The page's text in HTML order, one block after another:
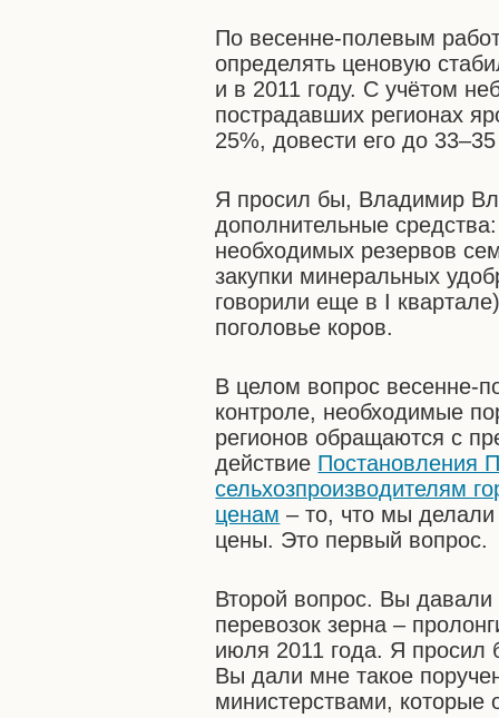
По весенне-полевым
определять ценовую
и в 2011 году. С учётом
пострадавших регионах
25%, довести его до
Я просил бы, Владимир
дополнительные
необходимых резервов
закупки минеральных
говорили еще в I
поголовье коров.
В целом вопрос весенне-
контроле, необходимые
регионов обращаются с
действие Постановления
сельхозпроизводителям
ценам – то, что мы делали
цены. Это первый вопрос.
Второй вопрос. Вы давали
перевозок зерна –
июля 2011 года. Я просил
Вы дали мне такое
министерствами,